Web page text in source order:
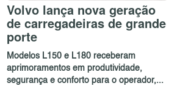
Volvo lança nova geração
de carregadeiras de grande
porte
Modelos L150 e L180 receberam
aprimoramentos em produtividade,
segurança e conforto para o operador,...